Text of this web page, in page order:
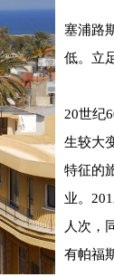
塞浦路
低。立
20世纪
生较大
特征的
业。
人次，
有帕福